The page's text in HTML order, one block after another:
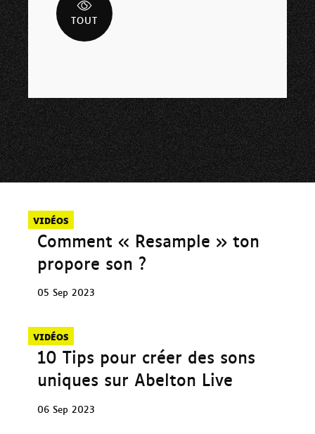
TOUT
VIDÉOS
Comment « Resample » ton
propore son ?
05 Sep 2023
VIDÉOS
10 Tips pour créer des sons
uniques sur Abelton Live
06 Sep 2023